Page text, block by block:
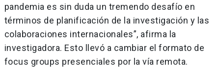
pandemia es sin duda un tremendo desafío en
términos de planificación de la investigación y las
colaboraciones internacionales”, afirma la
investigadora. Esto llevó a cambiar el formato de
focus groups presenciales por la vía remota.